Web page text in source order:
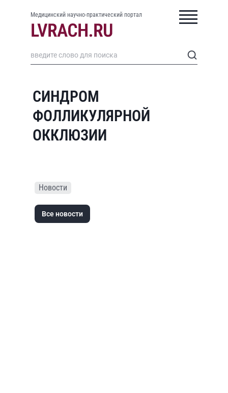
Медицинский научно-практический портал
СИНДРОМ
ФОЛЛИКУЛЯРНОЙ
ОККЛЮЗИИ
Новости
Все новости